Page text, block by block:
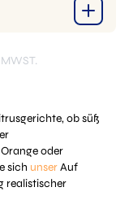
ob süß
oder
sich unserAuf
realistischer